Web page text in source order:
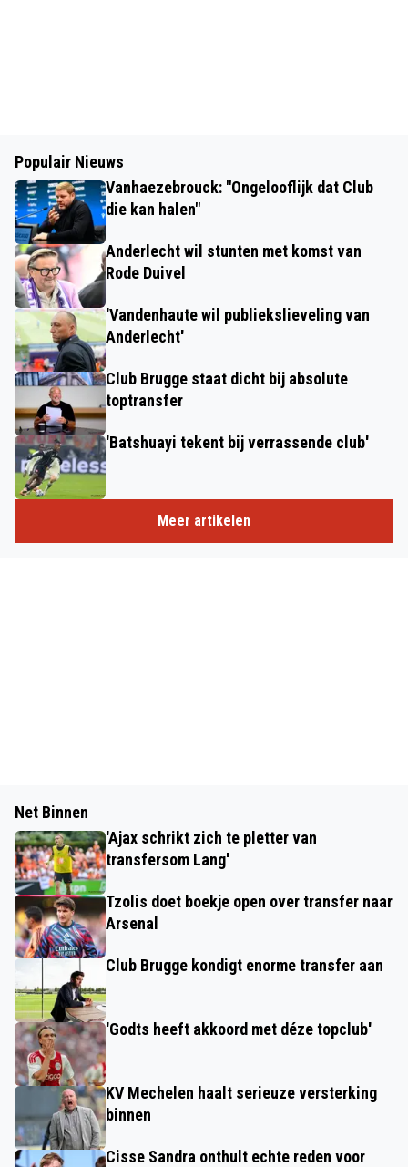
Populair Nieuws
Vanhaezebrouck: "Ongelooflijk dat Club
die kan halen"
Anderlecht wil stunten met komst van
Rode Duivel
'Vandenhaute wil publiekslieveling van
Anderlecht'
Club Brugge staat dicht bij absolute
toptransfer
'Batshuayi tekent bij verrassende club'
Meer artikelen
Net Binnen
'Ajax schrikt zich te pletter van
transfersom Lang'
Tzolis doet boekje open over transfer naar
Arsenal
Club Brugge kondigt enorme transfer aan
'Godts heeft akkoord met déze topclub'
KV Mechelen haalt serieuze versterking
binnen
Cisse Sandra onthult echte reden voor